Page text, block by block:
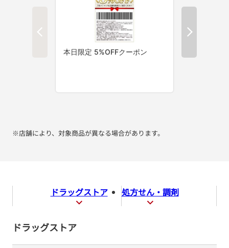
※店舗により、対象商品が異なる場合があります。
ドラッグストア 処方せん・調剤
ドラッグストア